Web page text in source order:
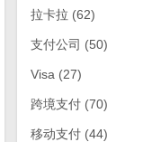
拉卡拉 (62)
支付公司 (50)
Visa (27)
跨境支付(70)
移动支付(44)